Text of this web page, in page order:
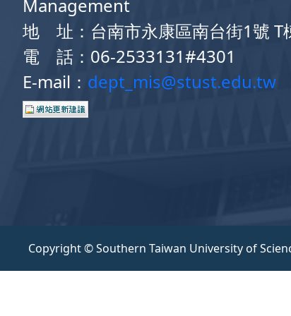
Management
地 址：台南市永康區南台街1號 T
電 話：06-2533131#4301
E-mail： dept_mis@stust.edu.tw
Copyright © Southern Taiwan University of